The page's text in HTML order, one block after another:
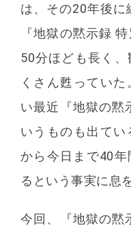
は、その20年後
『地獄の黙示録
50分ほども長く
くさん甦ってい
い最近『地獄の黙
いうものも出てい
から今日まで40
るという事実に息
今回、『地獄の黙